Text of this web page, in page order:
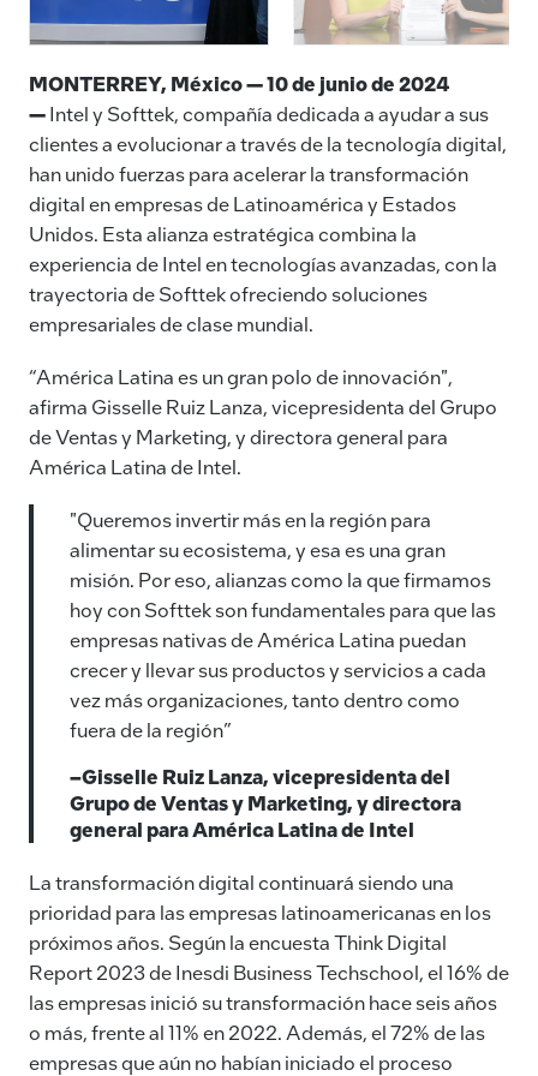
MONTERREY, México — 10 de junio de 2024
—Intel y Softtek, compañía dedicada a ayudar a sus
clientes a evolucionar a través de la tecnología digital,
han unido fuerzas para acelerar la transformación
digital en empresas de Latinoamérica y Estados
Unidos. Esta alianza estratégica combina la
experiencia de Intel en tecnologías avanzadas, con la
trayectoria de Softtek ofreciendo soluciones
empresariales de clase mundial.
“América Latina es un gran polo de innovación",
afirma Gisselle Ruiz Lanza, vicepresidenta del Grupo
de Ventas y Marketing, y directora general para
América Latina de Intel.
"Queremos invertir más en la región para
alimentar su ecosistema, y esa es una gran
misión. Por eso, alianzas como la que firmamos
hoy con Softtek son fundamentales para que las
empresas nativas de América Latina puedan
crecer y llevar sus productos y servicios a cada
vez más organizaciones, tanto dentro como
fuera de la región”
–Gisselle Ruiz Lanza, vicepresidenta del
Grupo de Ventas y Marketing, y directora
general para América Latina de Intel
La transformación digital continuará siendo una
prioridad para las empresas latinoamericanas en los
próximos años. Según la encuesta Think Digital
Report 2023 de Inesdi Business Techschool, el 16% de
las empresas inició su transformación hace seis años
o más, frente al 11% en 2022. Además, el 72% de las
empresas que aún no habían iniciado el proceso